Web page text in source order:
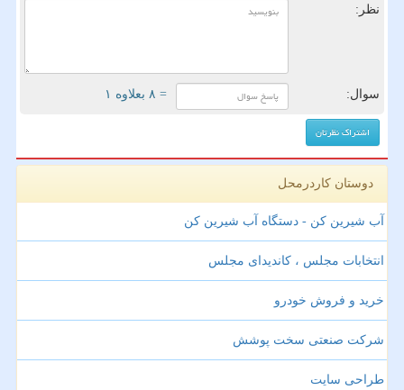
نظر:
سوال: = ۸ بعلاوه ۱
دوستان کاردرمحل
آب شیرین کن - دستگاه آب شیرین کن
انتخابات مجلس ، کاندیدای مجلس
خرید و فروش خودرو
شرکت صنعتی سخت پوشش
طراحی سایت